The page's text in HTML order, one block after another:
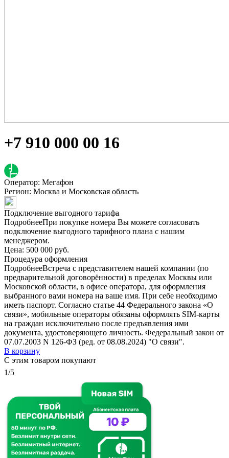
+7 910 000 00 16
Оператор: Мегафон
Регион: Москва и Московская область
Подключение выгодного тарифа
ПодробнееПри покупке номера Вы можете согласовать
подключение выгодного тарифного плана с нашим
менеджером.
Цена: 500 000 руб.
Процедура оформления
ПодробнееВстреча с представителем нашей компании (по
предварительной договорённости) в пределах Москвы или
Московской области, в офисе оператора, для оформления
выбранного вами номера на ваше имя. При себе необходимо
иметь паспорт. Согласно статье 44 Федерального закона «О
связи», мобильные операторы обязаны оформлять SIM-карты
на граждан исключительно после предъявления ими
документа, удостоверяющего личность. Федеральный закон от
07.07.2003 N 126-ФЗ (ред. от 08.08.2024) "О связи".
В корзину
С этим товаром покупают
1/5